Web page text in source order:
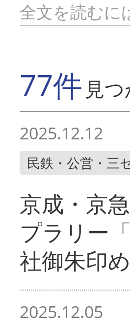
全文を読む
77件 見
2025.12.12
民鉄・公営・三
京成・京
プラリー
社御朱印め
2025.12.05